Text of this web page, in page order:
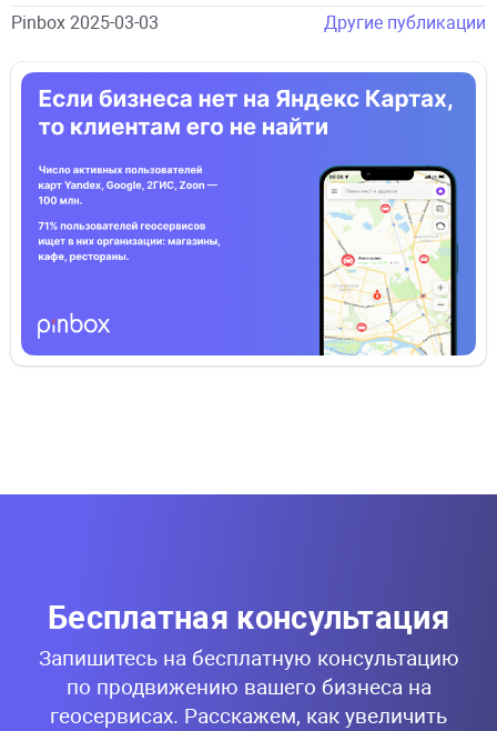
Pinbox 2025-03-03 Другие публикации
Бесплатная консультация
Запишитесь на бесплатную консультацию
по продвижению вашего бизнеса на
геосервисах. Расскажем, как увеличить